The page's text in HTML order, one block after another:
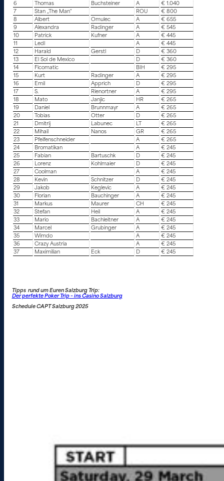
6
Thomas Buchsteiner A
€ 1.040
7
Stan „The Man“ ROU
€ 800
8
Albert Omulec A
€ 655
9
Alexandra Radinger A
€ 545
10
Patrick Kufner A
€ 445
11
Ledl A
€ 445
12
Harald Gerstl D
€ 360
13
El Sol de Mexico D
€ 360
14
Ficomatic BIH
€ 295
15
Kurt Radinger A
€ 295
16
Emil Apprich D
€ 295
17
S. Rienortner A
€ 295
18
Mato Janjic HR
€ 265
19
Daniel Brunnmayr A
€ 265
20
Tobias Otter D
€ 265
21
Dmitrij Labunec LT
€ 265
22
Mihail Nanos GR
€ 265
23
Pfeifenschneider A
€ 265
24
Bromatikan A
€ 245
25
Fabian Bartuschk D
€ 245
26
Lorenz Kohlmaier D
€ 245
27
Coolman A
€ 245
28
Kevin Schnitzer D
€ 245
29
Jakob Keglevic A
€ 245
30
Florian Bauchinger A
€ 245
31
Markus Maurer CH
€ 245
32
Stefan Heil A
€ 245
33
Mario Bachleitner A
€ 245
34
Marcel Grubinger A
€ 245
35
Wimdo A
€ 245
36
Crazy Austria A
€ 245
37
Maximilian Eck D € 245
Tipps rund um Euren Salzburg Trip:
Der perfekte Poker Trip – ins Casino Salzburg
Schedule CAPT Salzburg 2025